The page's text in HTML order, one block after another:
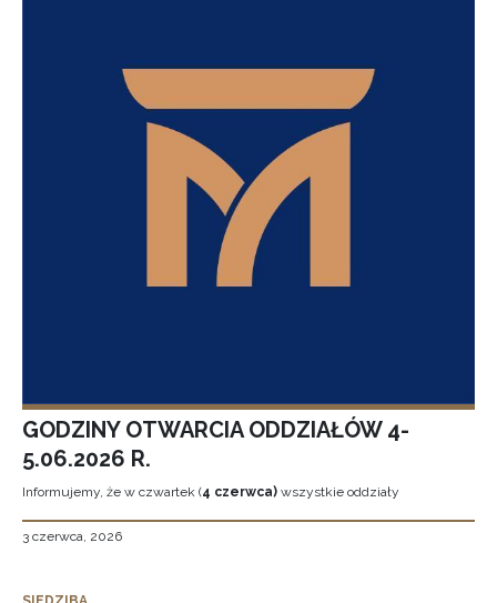
GODZINY OTWARCIA ODDZIAŁÓW 4-
5.06.2026 R.
Informujemy, że w czwartek (4 czerwca) wszystkie oddziały
3 czerwca, 2026